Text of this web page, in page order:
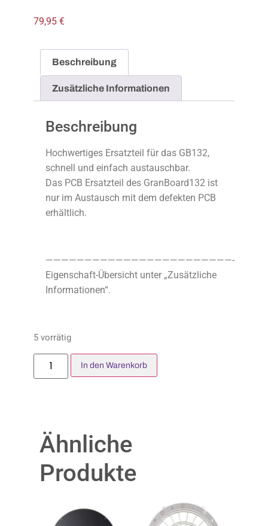
79,95 €
Beschreibung
Zusätzliche Informationen
Beschreibung
Hochwertiges Ersatzteil für das GB132,
schnell und einfach austauschbar.
Das PCB Ersatzteil des GranBoard132 ist
nur im Austausch mit dem defekten PCB
erhältlich.
————————————————————————-
Eigenschaft-Übersicht unter „Zusätzliche
Informationen“.
5 vorrätig
In den Warenkorb
Ähnliche
Produkte